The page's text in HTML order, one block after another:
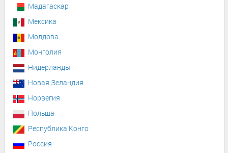
Мадагаскар
Мексика
Молдова
Монголия
Нидерланды
Новая Зеландия
Норвегия
Польша
Республика Конго
Россия